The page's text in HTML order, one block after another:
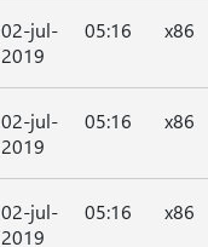
02-jul-
2019
05:16 x86
02-jul-
2019
05:16 x86
02-jul-
2019
05:16 x86